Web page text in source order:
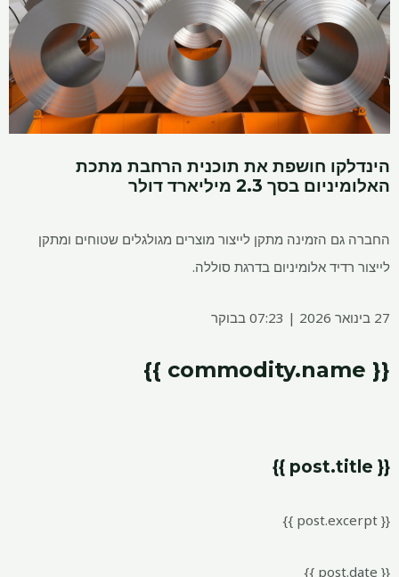
הינדלקו חושפת את תוכנית הרחבת מתכת
האלומיניום בסך 2.3 מיליארד דולר
החברה גם הזמינה מתקן לייצור מוצרים מגולגלים שטוחים ומתקן
לייצור רדיד אלומיניום בדרגת סוללה.
27 בינואר 2026 | 07:23 בבוקר
{{ commodity.name }}
{{ post.title }}
{{ post.excerpt }}
{{ post.date }}